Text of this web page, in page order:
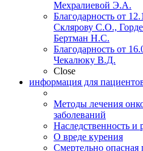
Мехралиевой Э.А.
Благодарность от
Склярову С.О.,
Бертман Н.С.
Благодарность от
Чекалюку В.Д.
Close
информация для
Методы лечения
заболеваний
Наследственность и
О вреде курения
Смертельно опасная